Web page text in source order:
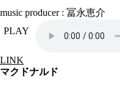
music producer : 冨永恵介
PLAY
LINK
マクドナルド